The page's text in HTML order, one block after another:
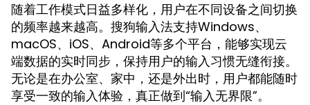
随着工作模式日益多样化，用户在不同设备之间切换
的频率越来越高。搜狗输入法支持Windows、
macOS、iOS、Android等多个平台，能够实现云
端数据的实时同步，保持用户的输入习惯无缝衔接。
无论是在办公室、家中，还是外出时，用户都能随时
享受一致的输入体验，真正做到“输入无界限”。